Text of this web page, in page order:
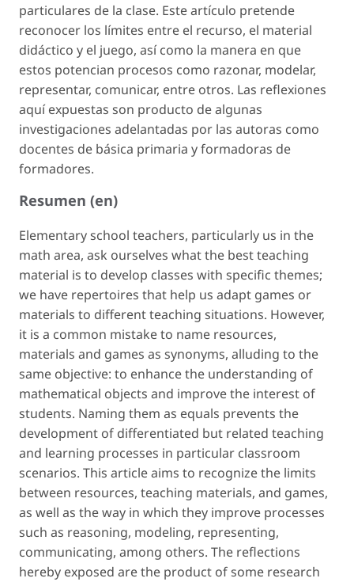
particulares de la clase. Este artículo pretende
reconocer los límites entre el recurso, el material
didáctico y el juego, así como la manera en que
estos potencian procesos como razonar, modelar,
representar, comunicar, entre otros. Las reflexiones
aquí expuestas son producto de algunas
investigaciones adelantadas por las autoras como
docentes de básica primaria y formadoras de
formadores.
Resumen (en)
Elementary school teachers, particularly us in the
math area, ask ourselves what the best teaching
material is to develop classes with specific themes;
we have repertoires that help us adapt games or
materials to different teaching situations. However,
it is a common mistake to name resources,
materials and games as synonyms, alluding to the
same objective: to enhance the understanding of
mathematical objects and improve the interest of
students. Naming them as equals prevents the
development of differentiated but related teaching
and learning processes in particular classroom
scenarios. This article aims to recognize the limits
between resources, teaching materials, and games,
as well as the way in which they improve processes
such as reasoning, modeling, representing,
communicating, among others. The reflections
hereby exposed are the product of some research